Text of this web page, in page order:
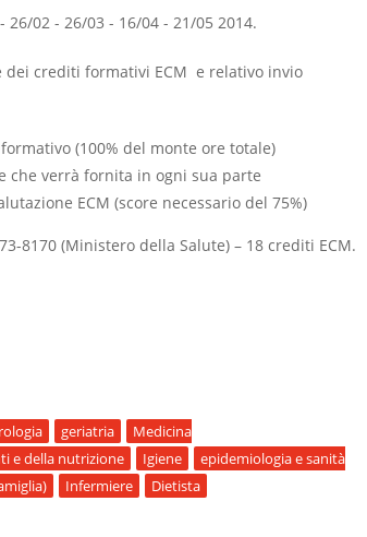
26/02 - 26/03 - 16/04 - 21/05 2014.
dei crediti formativi ECM e relativo invio
(100% del monte ore totale)
che verrà fornita in ogni sua parte
ECM (score necessario del 75%)
8170 (Ministero della Salute) – 18 crediti ECM.
geriatria
Medicina
e della nutrizione Igiene
epidemiologia e sanità
Infermiere Dietista